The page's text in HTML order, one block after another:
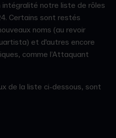
intégralité notre liste de rôles
Certains sont restés
noms (au revoir
et d'autres encore
comme l’Attaquant
de la liste ci-dessous, sont